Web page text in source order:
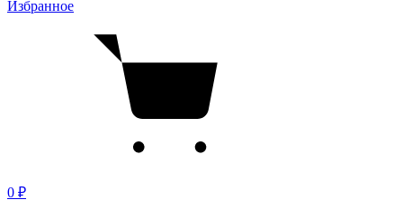
Избранное
0 ₽